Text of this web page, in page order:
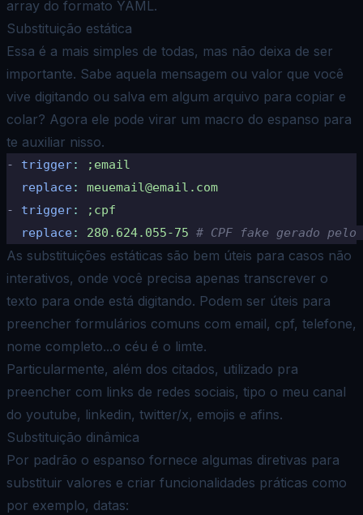
array do formato YAML.
Substituição estática
Essa é a mais simples de todas, mas não deixa de ser
importante. Sabe aquela mensagem ou valor que você
vive digitando ou salva em algum arquivo para copiar e
colar? Agora ele pode virar um macro do espanso para
te auxiliar nisso.
- trigger:
;email
  replace
:
meuemail@email.com
-
trigger:
;cpf
  replace
: 280.624.055-75 # CPF fake gerado pelo
As substituições estáticas são bem úteis para casos não
interativos, onde você precisa apenas transcrever o
texto para onde está digitando. Podem ser úteis para
preencher formulários comuns com email, cpf, telefone,
nome completo...o céu é o limte.
Particularmente, além dos citados, utilizado pra
preencher com links de redes sociais, tipo o meu canal
do youtube, linkedin, twitter/x, emojis e afins.
Substituição dinâmica
Por padrão o espanso fornece algumas diretivas para
substituir valores e criar funcionalidades práticas como
por exemplo, datas: